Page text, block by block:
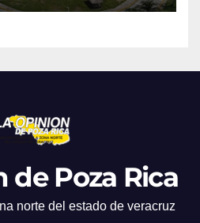
de Poza Rica
norte del estado de veracruz